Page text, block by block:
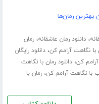
بهترین رمان‌ها
،دانلود رمان عاشقانه،رمان
با نگاهت آرامم کن،دانلود رایگان
کن،دانلود رمان با نگاهت
با نگاهت آرامم کن،رمان با